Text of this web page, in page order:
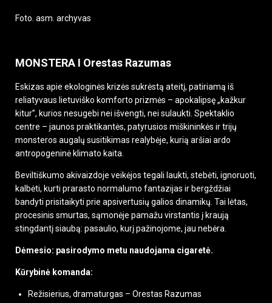
Foto. asm. archyvas
MONSTERA I Orestas Razumas
Eskizas apie ekologinės krizės sukrėstą ateitį, patiriamą iš
reliatyvaus lietuviško komforto prizmės – apokalipsę „kažkur
kitur”, kurios nesugebi nei išvengti, nei sulaukti. Spektaklio
centre – jaunos praktikantės, patyrusios miškininkės ir trijų
monsteros augalų susitikimas realybėje, kurią aršiai ardo
antropogeninė klimato kaita.
Beviltiškumo akivaizdoje veikėjos tegali laukti, stebėti, ignoruoti,
kalbėti, kurti prarasto normalumo fantazijas ir bergždžiai
bandyti prisitaikyti prie apsivertusių galios dinamikų. Tai lėtas,
procesinis smurtas, sąmonėje pamažu virstantis į kraują
stingdantį siaubą: pasaulio, kurį pažinojome, jau nebėra.
Dėmesio: pasirodymo metu naudojama cigaretė.
Kūrybinė komanda:
Režisierius, dramaturgas – Orestas Razumas